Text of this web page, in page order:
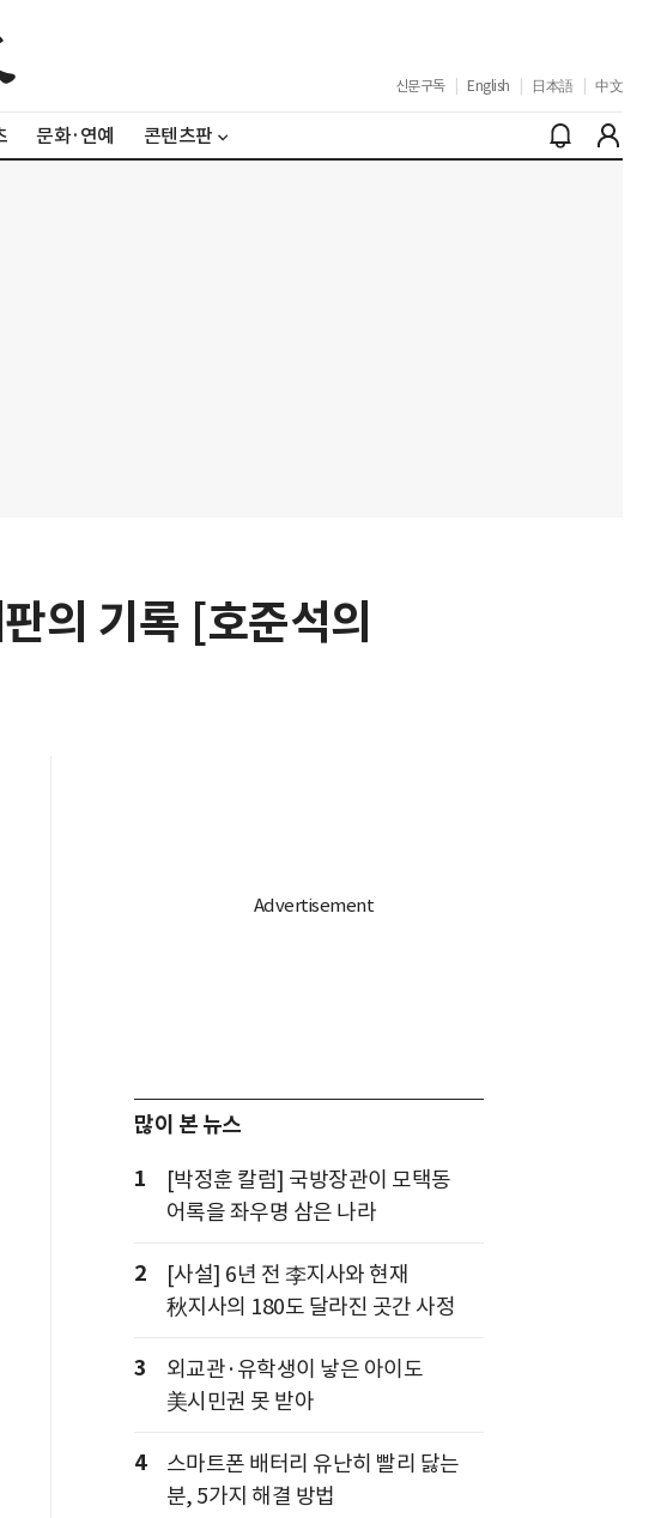
신문구독 English 日本語 中文
문화·연예 콘텐츠판
의 기록 [호준석의
많이 본 뉴스
1
[박정훈 칼럼] 국방장관이 모택동
어록을 좌우명 삼은 나라
2
[사설] 6년 전 李지사와 현재
秋지사의 180도 달라진 곳간 사정
3
외교관·유학생이 낳은 아이도
美시민권 못 받아
4
스마트폰 배터리 유난히 빨리 닳는
분, 5가지 해결 방법